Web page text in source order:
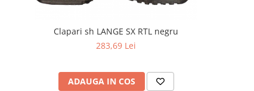
Clapari sh LANGE SX RTL negru
283,69 Lei
ADAUGA IN COS